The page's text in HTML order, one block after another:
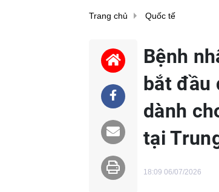
Trang chủ Quốc tế
Bệnh
bắt đầu
dành
tại
18:09 06/07/2026